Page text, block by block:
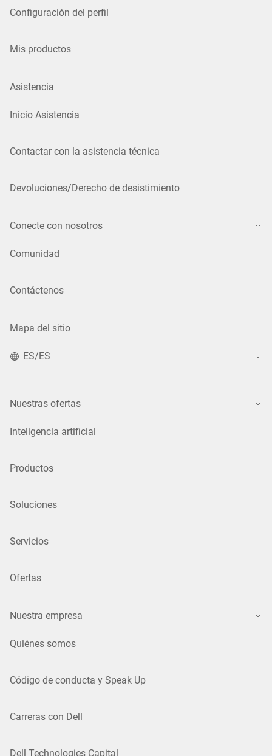
Configuración del perfil
Mis productos
Asistencia
Inicio Asistencia
Contactar con la asistencia técnica
Devoluciones/Derecho de desistimiento
Conecte con nosotros
Comunidad
Contáctenos
Mapa del sitio
ES/ES
Nuestras ofertas
Inteligencia artificial
Productos
Soluciones
Servicios
Ofertas
Nuestra empresa
Quiénes somos
Código de conducta y Speak Up
Carreras con Dell
Dell Technologies Capital